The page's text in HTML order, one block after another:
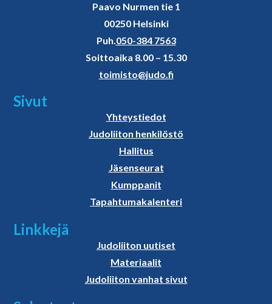
Paavo Nurmen tie 1
00250 Helsinki
Puh.050-384 7563
Soittoaika 8.00 – 15.30
toimisto@judo.fi
Sivut
Yhteystiedot
Judoliiton henkilöstö
Hallitus
Jäsenseurat
Kumppanit
Tapahtumakalenteri
Linkkejä
Judoliiton uutiset
Materiaalit
Judoliiton vanhat sivut